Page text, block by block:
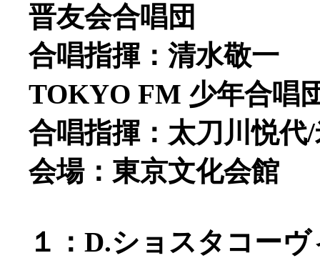
晋友会合唱団
合唱指揮：清水敬一
TOKYO FM 少年合唱
合唱指揮：太刀川悦代
会場：東京文化会館
１：D.ショスタコー